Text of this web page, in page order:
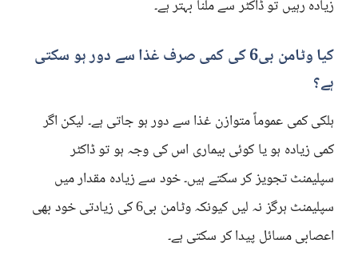
زیادہ رہیں تو ڈاکٹر سے ملنا بہتر ہے۔
کیا وٹامن بی6 کی کمی صرف غذا سے دور ہو سکتی
ہے؟
ہلکی کمی عموماً متوازن غذا سے دور ہو جاتی ہے۔ لیکن اگر
کمی زیادہ ہو یا کوئی بیماری اس کی وجہ ہو تو ڈاکٹر
سپلیمنٹ تجویز کر سکتے ہیں۔ خود سے زیادہ مقدار میں
سپلیمنٹ ہرگز نہ لیں کیونکہ وٹامن بی6 کی زیادتی خود بھی
اعصابی مسائل پیدا کر سکتی ہے۔